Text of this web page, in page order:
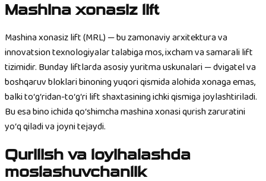
Mashina xonasiz lift
Mashina xonasiz lift (MRL) — bu zamonaviy arxitektura va
innovatsion texnologiyalar talabiga mos, ixcham va samarali lift
tizimidir. Bunday liftlarda asosiy yuritma uskunalari — dvigatel va
boshqaruv bloklari binoning yuqori qismida alohida xonaga emas,
balki to‘g‘ridan-to‘g‘ri lift shaxtasining ichki qismiga joylashtiriladi.
Bu esa bino ichida qo‘shimcha mashina xonasi qurish zaruratini
yo‘q qiladi va joyni tejaydi.
Qurilish va loyihalashda
moslashuvchanlik